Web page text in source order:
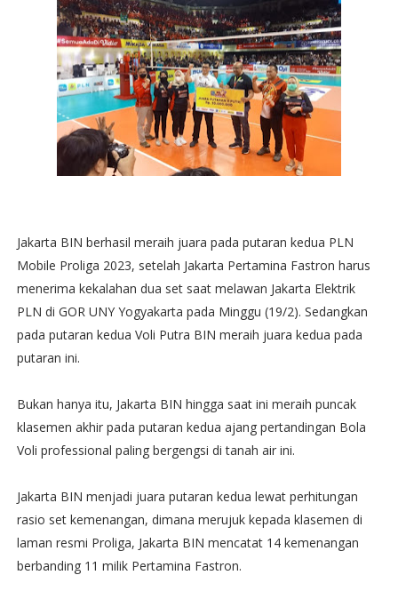
Jakarta BIN berhasil meraih juara pada putaran kedua PLN
Mobile Proliga 2023, setelah Jakarta Pertamina Fastron harus
menerima kekalahan dua set saat melawan Jakarta Elektrik
PLN di GOR UNY Yogyakarta pada Minggu (19/2). Sedangkan
pada putaran kedua Voli Putra BIN meraih juara kedua pada
putaran ini.
Bukan hanya itu, Jakarta BIN hingga saat ini meraih puncak
klasemen akhir pada putaran kedua ajang pertandingan Bola
Voli professional paling bergengsi di tanah air ini.
Jakarta BIN menjadi juara putaran kedua lewat perhitungan
rasio set kemenangan, dimana merujuk kepada klasemen di
laman resmi Proliga, Jakarta BIN mencatat 14 kemenangan
berbanding 11 milik Pertamina Fastron.